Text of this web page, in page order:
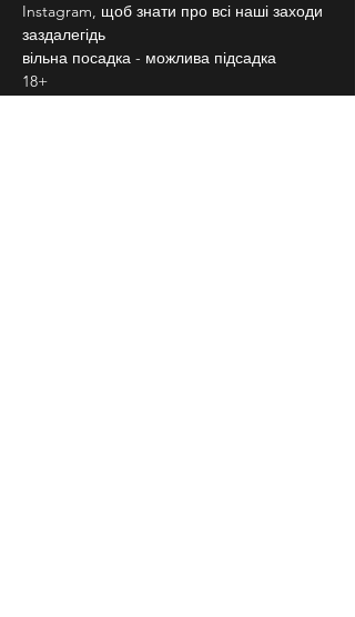
Instagram, щоб знати про всі наші заходи
заздалегідь
вільна посадка - можлива підсадка
18+